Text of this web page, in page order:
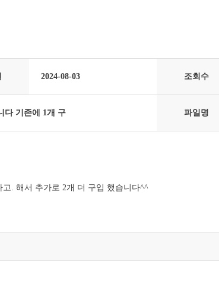
2024-08-03 조회수
다 기존에 1개 구 파일명
. 해서 추가로 2개 더 구입 했습니다^^